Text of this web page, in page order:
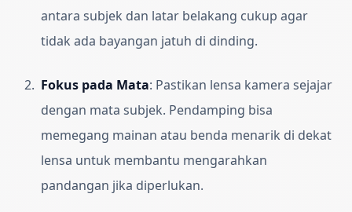
antara subjek dan latar belakang cukup agar
tidak ada bayangan jatuh di dinding.
Fokus pada Mata: Pastikan lensa kamera sejajar
dengan mata subjek. Pendamping bisa
memegang mainan atau benda menarik di dekat
lensa untuk membantu mengarahkan
pandangan jika diperlukan.